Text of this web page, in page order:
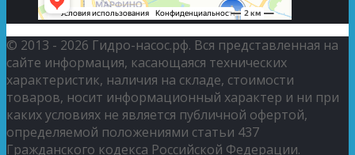
© 2013 - 2026 Гидро-насос.рф. Вся представленная на
сайте информация, касающаяся технических
характеристик, наличия на складе, стоимости
товаров, носит информационный характер и ни при
каких условиях не является публичной офертой,
определяемой положениями статьи 437
Гражданского кодекса Российской Федерации.